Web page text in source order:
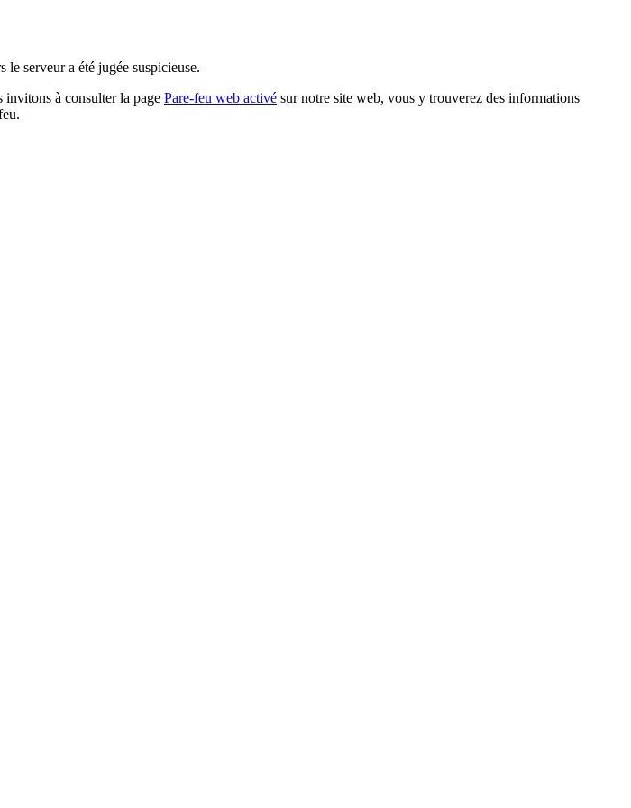
serveur a été jugée suspicieuse.
invitons à consulter la page Pare-feu web activé sur notre site web, vous y trouverez des informations